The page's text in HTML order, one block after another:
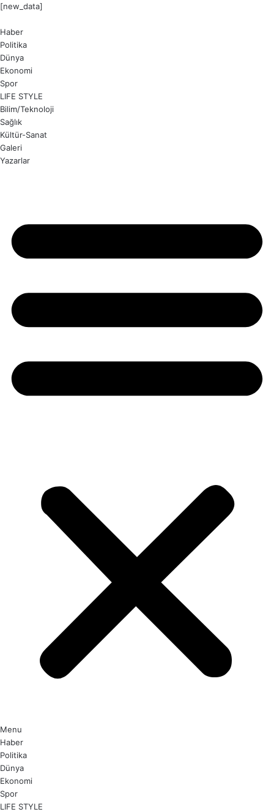
[new_data]
Haber
Politika
Dünya
Ekonomi
Spor
LIFE STYLE
Bilim/Teknoloji
Sağlık
Kültür-Sanat
Galeri
Yazarlar
Menu
Haber
Politika
Dünya
Ekonomi
Spor
LIFE STYLE